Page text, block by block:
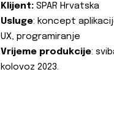
Klijent: SPAR Hrvatska
Usluge: koncept
UX, programiranje
Vrijeme produkcije:
kolovoz 2023.